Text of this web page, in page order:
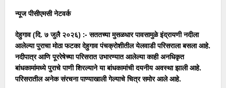
हरकतींवर सुनावणी” – अभिषेक बारणे…
बिर्ला हॉस्पिटलजवळील पुलाचे तुटलेले कठडे तातडीने दुरुस्त करण्याची
विश्वजीत बारणे यांची मागणी…
“हर्षवर्धन सपकाळ यांनी त्वरित जाहीर माफी मागावी” – योगेश बहल…
न्यूज पीसीएमसी नेटवर्क
देहुगाव (दि. ७ जुलै २०२६) :- सततच्या मुसळधार पावसामुळे इंद्रायणी नदीला
आलेल्या पुराचा मोठा फटका देहुगाव पंचक्रोशीतील येलवाडी परिसराला बसला आहे.
नदीपात्र आणि पूररेषेच्या परिसरात उभारण्यात आलेल्या काही अनधिकृत
बांधकामांमध्ये पुराचे पाणी शिरल्याने या बांधकामांची दयनीय अवस्था झाली आहे.
परिसरातील अनेक संरचना पाण्याखाली गेल्याचे चित्र समोर आले आहे.